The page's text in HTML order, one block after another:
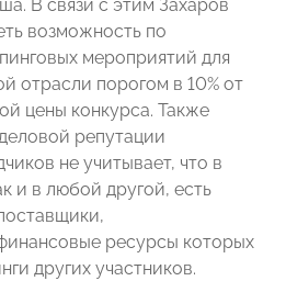
В связи с этим Захаров
возможность по
мероприятий для
отрасли порогом в 10% от
цены конкурса. Также
репутации
не учитывает, что в
и в любой другой, есть
ресурсы которых
других участников.